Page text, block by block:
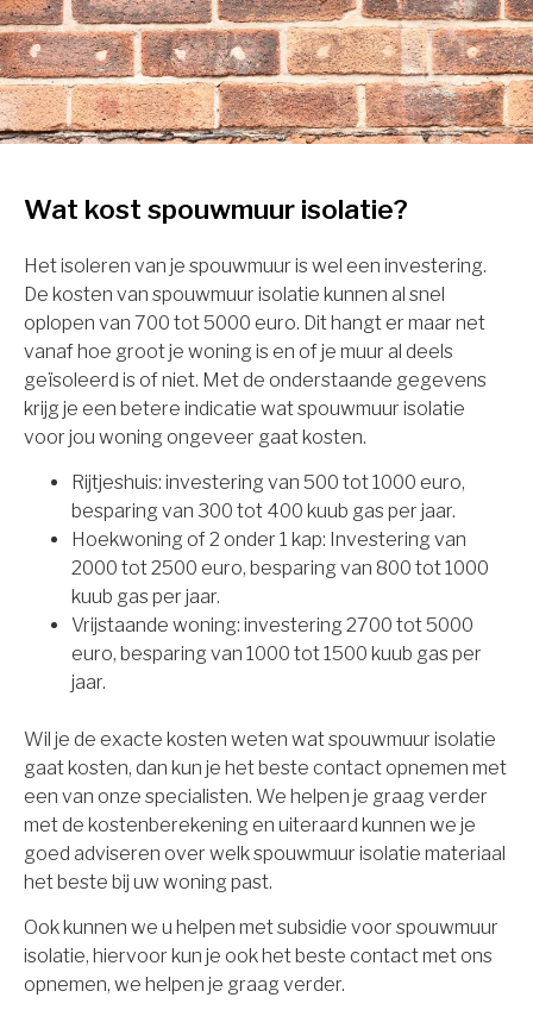
Wat kost spouwmuur isolatie?
Het isoleren van je spouwmuur is wel een investering.
De kosten van spouwmuur isolatie kunnen al snel
oplopen van 700 tot 5000 euro. Dit hangt er maar net
vanaf hoe groot je woning is en of je muur al deels
geïsoleerd is of niet. Met de onderstaande gegevens
krijg je een betere indicatie wat spouwmuur isolatie
voor jou woning ongeveer gaat kosten.
Rijtjeshuis: investering van 500 tot 1000 euro,
besparing van 300 tot 400 kuub gas per jaar.
Hoekwoning of 2 onder 1 kap: Investering van
2000 tot 2500 euro, besparing van 800 tot 1000
kuub gas per jaar.
Vrijstaande woning: investering 2700 tot 5000
euro, besparing van 1000 tot 1500 kuub gas per
jaar.
Wil je de exacte kosten weten wat spouwmuur isolatie
gaat kosten, dan kun je het beste contact opnemen met
een van onze specialisten. We helpen je graag verder
met de kostenberekening en uiteraard kunnen we je
goed adviseren over welk spouwmuur isolatie materiaal
het beste bij uw woning past.
Ook kunnen we u helpen met subsidie voor spouwmuur
isolatie, hiervoor kun je ook het beste contact met ons
opnemen, we helpen je graag verder.